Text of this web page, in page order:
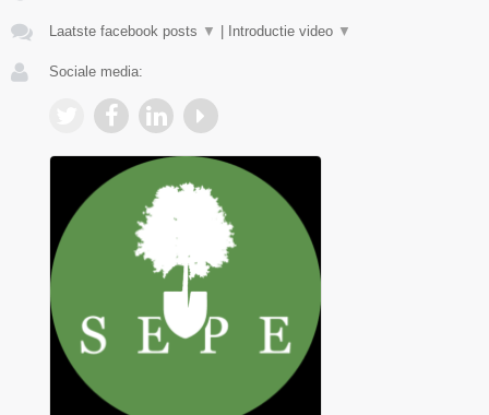
Laatste facebook posts ▼ Introductie video ▼
Sociale media: